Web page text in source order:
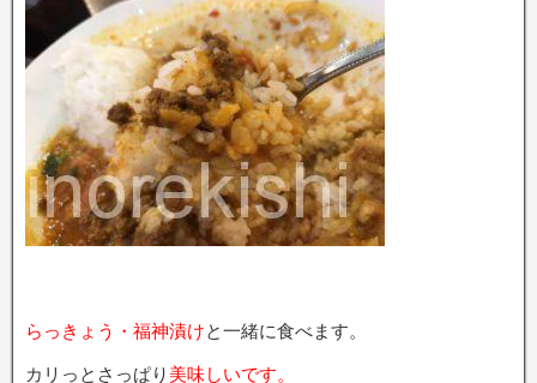
らっきょう・福神漬けと一緒に食べます。
カリっとさっぱり 美味しいです。